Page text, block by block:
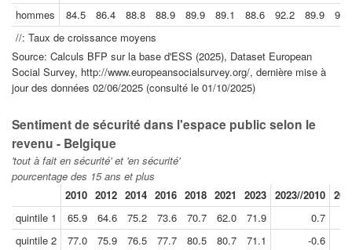
hommes
84.5 86.4 88.8 88.9 89.9 89.1 88.6 92.2 89.9
//: Taux de croissance moyens
Source: Calculs BFP sur la base d'ESS (2025), Dataset European
Social Survey, http://www.europeansocialsurvey.org/, dernière mise à
jour des données 02/06/2025 (consulté le 01/10/2025)
Sentiment de sécurité dans l'espace public selon le
revenu - Belgique
'tout à fait en sécurité' et 'en sécurité'
pourcentage des 15 ans et plus
2010 2012 2014 2016 2018 2021 2023 2023//2010
quintile 1
65.9 64.6 75.2 73.6 70.7 62.0 71.9
0.7
quintile 2
77.0 75.9 76.5 77.7 80.5 80.7 71.1 -0.6